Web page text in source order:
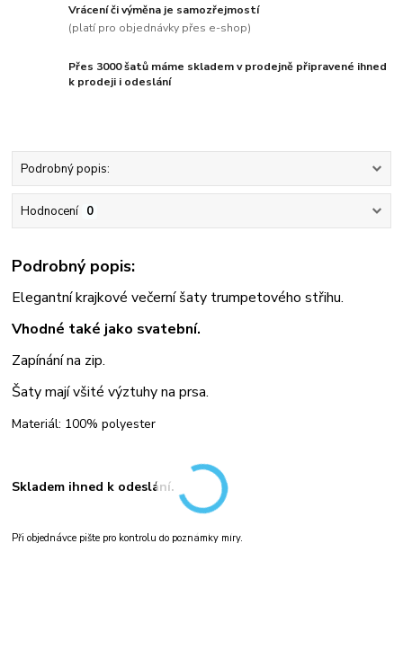
Vrácení či výměna je samozřejmostí
(platí pro objednávky přes e-shop)
Přes 3000 šatů máme skladem v prodejně připravené ihned
k prodeji i odeslání
Podrobný popis:
Hodnocení 0
Podrobný popis:
Elegantní krajkové večerní šaty trumpetového střihu.
Vhodné také jako svatební.
Zapínání na zip.
Šaty mají všité výztuhy na prsa.
Materiál: 100% polyester
Skladem ihned k odeslání.
Při objednávce pište pro kontrolu do poznámky míry.